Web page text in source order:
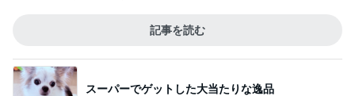
記事を読む
スーパーでゲットした大当たりな逸品